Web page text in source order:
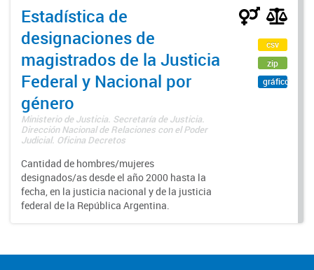
Estadística de
designaciones de
magistrados de la Justicia
Federal y Nacional por
género
Ministerio de Justicia. Secretaría de Justicia.
Dirección Nacional de Relaciones con el Poder
Judicial. Oficina Decretos
Cantidad de hombres/mujeres
designados/as desde el año 2000 hasta la
fecha, en la justicia nacional y de la justicia
federal de la República Argentina.
csv
zip
gráfico